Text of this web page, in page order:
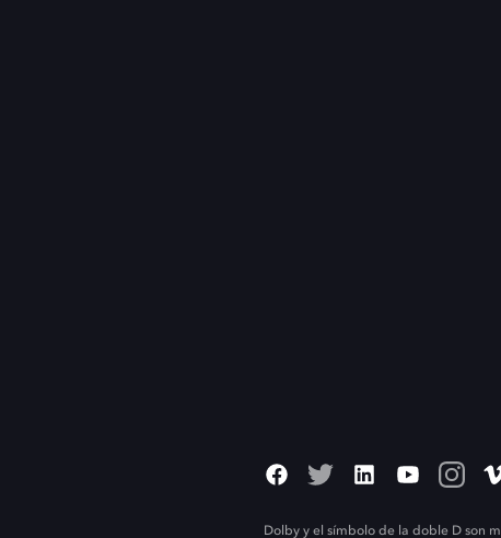
Dolby y el símbolo de la doble D son